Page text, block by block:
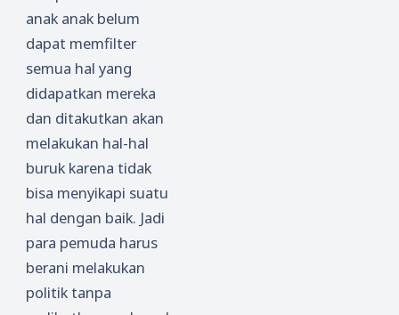
anak anak belum
dapat memfilter
semua hal yang
didapatkan mereka
dan ditakutkan akan
melakukan hal-hal
buruk karena tidak
bisa menyikapi suatu
hal dengan baik. Jadi
para pemuda harus
berani melakukan
politik tanpa